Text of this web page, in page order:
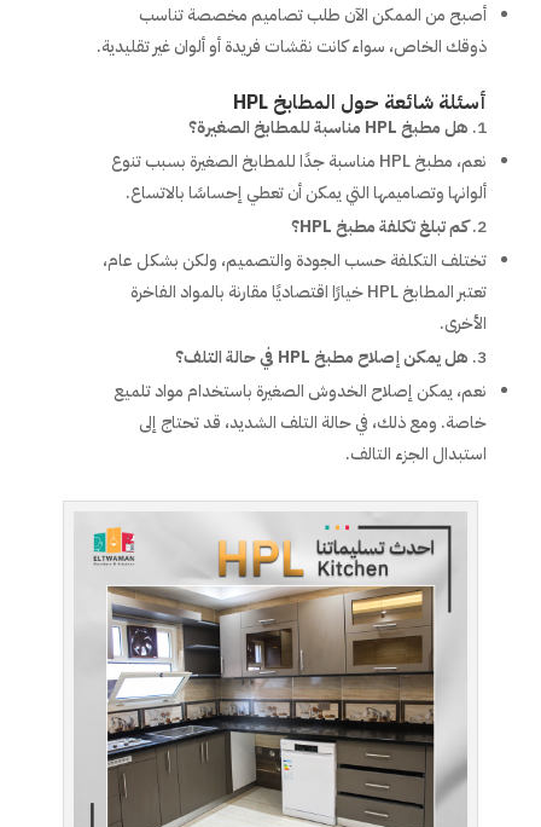
أصبح من الممكن الآن طلب تصاميم مخصصة تناسب
ذوقك الخاص، سواء كانت نقشات فريدة أو ألوان غير تقليدية.
أسئلة شائعة حول المطابخ HPL
هل مطبخ HPL مناسبة للمطابخ الصغيرة؟
نعم، مطبخ HPL مناسبة جدًا للمطابخ الصغيرة بسبب تنوع
ألوانها وتصاميمها التي يمكن أن تعطي إحساسًا بالاتساع.
كم تبلغ تكلفة مطبخ HPL؟
تختلف التكلفة حسب الجودة والتصميم، ولكن بشكل عام،
تعتبر المطابخ HPL خيارًا اقتصاديًا مقارنة بالمواد الفاخرة
الأخرى.
هل يمكن إصلاح مطبخ HPL في حالة التلف؟
نعم، يمكن إصلاح الخدوش الصغيرة باستخدام مواد تلميع
خاصة. ومع ذلك، في حالة التلف الشديد، قد تحتاج إلى
استبدال الجزء التالف.